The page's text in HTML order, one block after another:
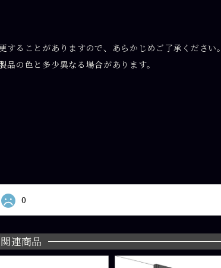
ることがありますので、あらかじめご了承ください。
の色と多少異なる場合があります。
0
関連商品